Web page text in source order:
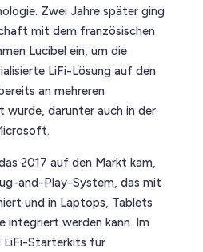
Zwei Jahre später ging
mit dem französischen
Lucibel ein, um die
LiFi-Lösung auf den
an mehreren
darunter auch in der
2017 auf den Markt kam,
and-Play-System, das mit
und in Laptops, Tablets
integriert werden kann. Im
LiFi-Starterkits für